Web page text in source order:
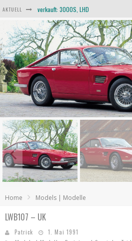
AKTUELL
verkauft: TVR 3000, LHD
verkauft: Scimitar SE6b, RHD
verkauft: Taimar, RHD
verkauft: TVR Trident, RHD
verkauft: 3000M, LHD
Home Models | Modelle
LWB107 – UK
Patrick
1. Mai 1991